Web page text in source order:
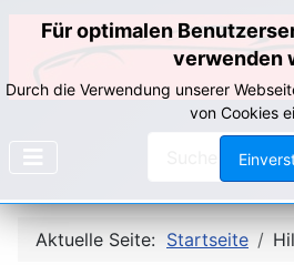
Aktuelle Seite: Startseite
Für optimalen
verwenden
Durch die Verwendung unserer
von Cookies